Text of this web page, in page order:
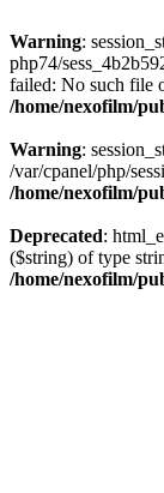
Warning:
php74/
failed: No such file
/home/nexofilm/
Warning:
/var/cpanel/php/
/home/nexofilm/
Deprecated:
($string) of type
/home/nexofilm/